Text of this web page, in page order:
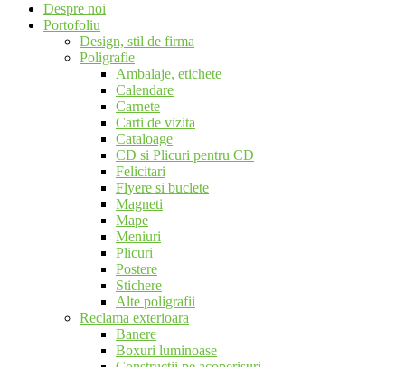
Despre noi
Portofoliu
Design, stil de firma
Poligrafie
Ambalaje, etichete
Calendare
Carnete
Carti de vizita
Cataloage
CD si Plicuri pentru CD
Felicitari
Flyere si buclete
Magneti
Mape
Meniuri
Plicuri
Postere
Stichere
Alte poligrafii
Reclama exterioara
Banere
Boxuri luminoase